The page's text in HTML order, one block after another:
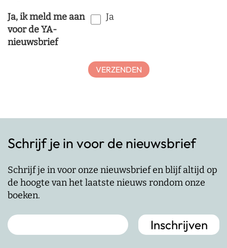
Ja, ik meld me aan
voor de YA-
nieuwsbrief
Ja
Schrijf je in voor de nieuwsbrief
Schrijf je in voor onze nieuwsbrief en blijf altijd op
de hoogte van het laatste nieuws rondom onze
boeken.